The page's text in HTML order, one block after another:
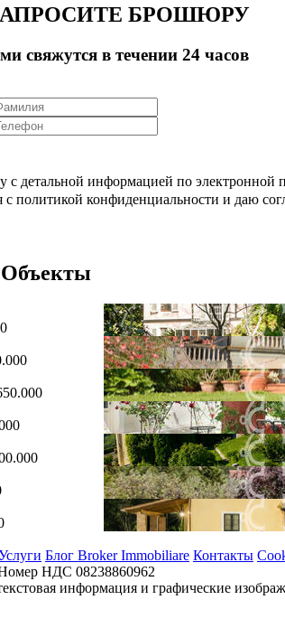
БРОШЮРУ
свяжутся в течении 24 часов
детальной информацией по электронной
с политикой конфиденциальности и даю
Блог Broker Immobiliare Контакты
НДС 08238860962
информация и графические